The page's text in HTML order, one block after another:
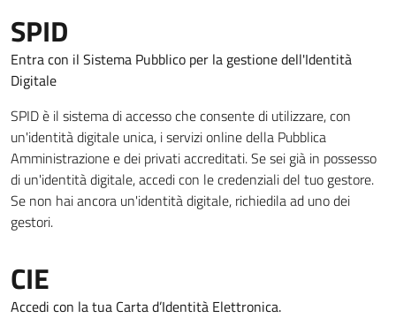
SPID
Entra con il Sistema Pubblico per la gestione dell'Identità
Digitale
SPID è il sistema di accesso che consente di utilizzare, con
un'identità digitale unica, i servizi online della Pubblica
Amministrazione e dei privati accreditati. Se sei già in possesso
di un'identità digitale, accedi con le credenziali del tuo gestore.
Se non hai ancora un'identità digitale, richiedila ad uno dei
gestori.
CIE
Accedi con la tua Carta d’Identità Elettronica.